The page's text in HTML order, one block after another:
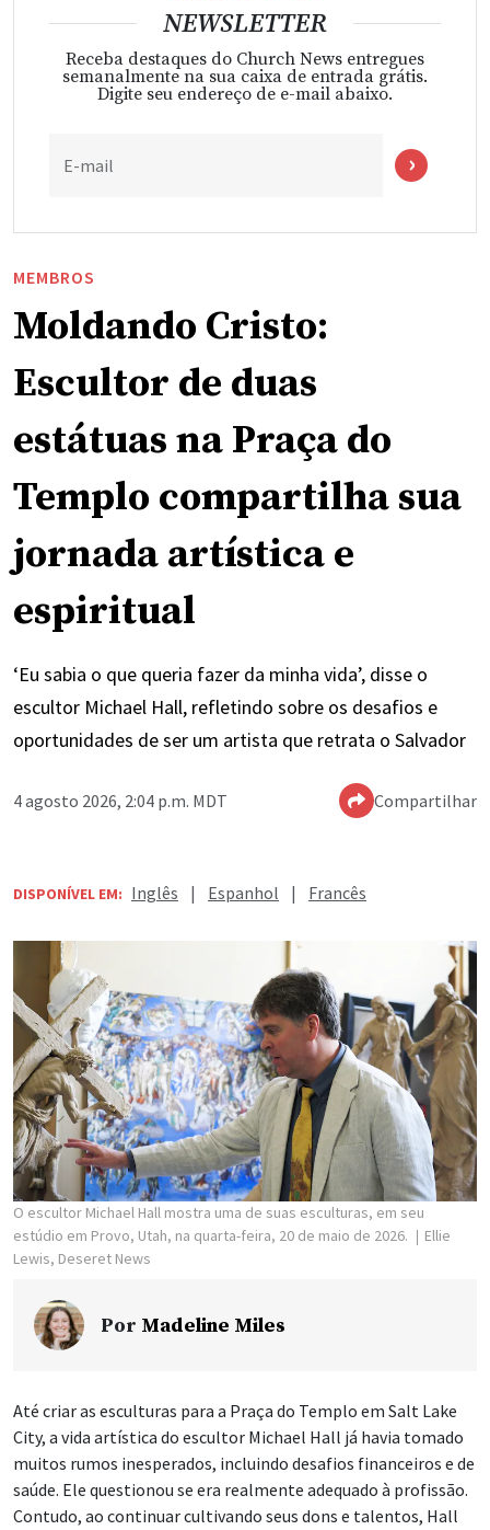
NEWSLETTER
Receba destaques do Church News entregues
semanalmente na sua caixa de entrada grátis.
Digite seu endereço de e-mail abaixo.
E-mail
MEMBROS
Moldando Cristo:
Escultor de duas
estátuas na Praça do
Templo compartilha sua
jornada artística e
espiritual
‘Eu sabia o que queria fazer da minha vida’, disse o
escultor Michael Hall, refletindo sobre os desafios e
oportunidades de ser um artista que retrata o Salvador
4 agosto 2026, 2:04 p.m. MDT Compartilhar
DISPONÍVEL EM: Inglês | Espanhol | Francês
O escultor Michael Hall mostra uma de suas esculturas, em seu
estúdio em Provo, Utah, na quarta-feira, 20 de maio de 2026.
Ellie
Lewis, Deseret News
Por Madeline Miles
Até criar as esculturas para a Praça do Templo em Salt Lake
City, a vida artística do escultor Michael Hall já havia tomado
muitos rumos inesperados, incluindo desafios financeiros e de
saúde. Ele questionou se era realmente adequado à profissão.
Contudo, ao continuar cultivando seus dons e talentos, Hall